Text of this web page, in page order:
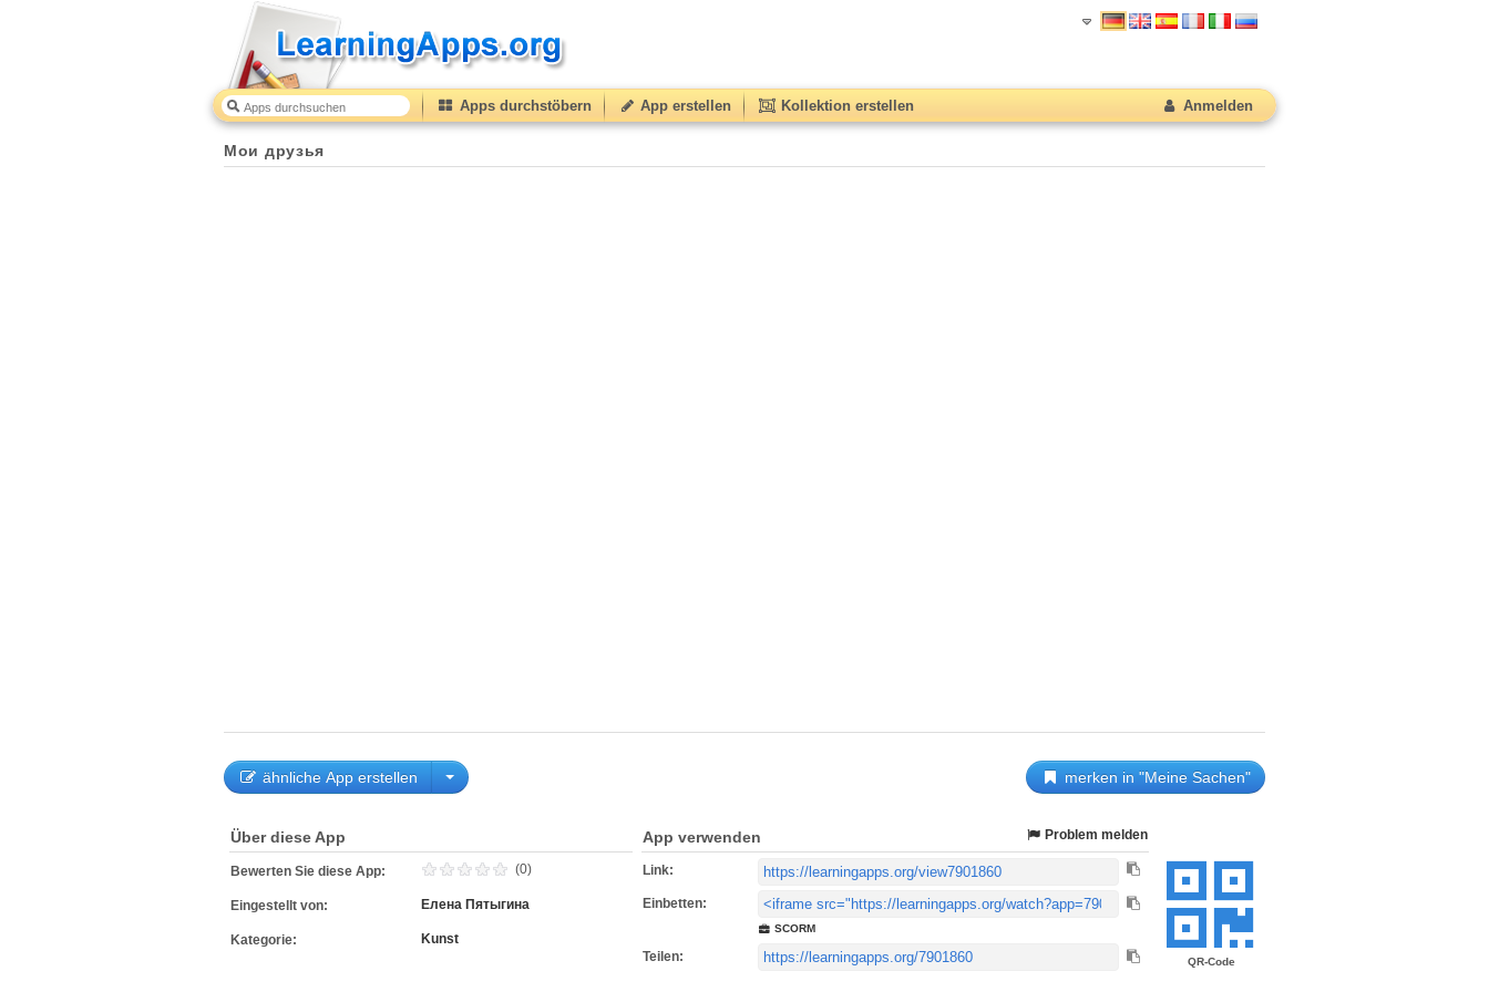
Apps durchstöbern App erstellen Kollektion erstellen Anmelden
Мои друзья
ähnliche App erstellen merken in "Meine Sachen"
QR-Code
Über diese App
Bewerten Sie diese App: (0)
Eingestellt von: Елена Пятыгина
Kategorie: Kunst
App verwenden Problem melden
Link:
Einbetten:
SCORM
Teilen: